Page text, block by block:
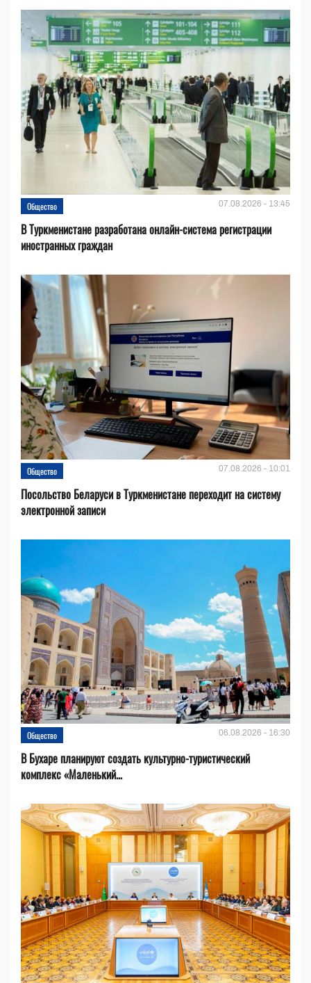
Общество 07.08.2026 - 13:45
В Туркменистане разработана онлайн-система регистрации
иностранных граждан
Общество 07.08.2026 - 10:01
Посольство Беларуси в Туркменистане переходит на систему
электронной записи
Общество 06.08.2026 - 16:30
В Бухаре планируют создать культурно-туристический
комплекс «Маленький...